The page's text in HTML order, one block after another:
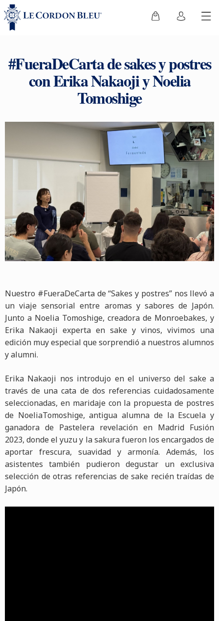
#FueraDeCarta de sakes y postres
con Erika Nakaoji y Noelia
Tomoshige
Nuestro #FueraDeCarta de “Sakes y postres” nos llevó a
un viaje sensorial entre aromas y sabores de Japón.
Junto a Noelia Tomoshige, creadora de Monroebakes, y
Erika Nakaoji experta en sake y vinos, vivimos una
edición muy especial que sorprendió a nuestros alumnos
y alumni.
Erika Nakaoji nos introdujo en el universo del sake a
través de una cata de dos referencias cuidadosamente
seleccionadas, en maridaje con la propuesta de postres
de NoeliaTomoshige, antigua alumna de la Escuela y
ganadora de Pastelera revelación en Madrid Fusión
2023, donde el yuzu y la sakura fueron los encargados de
aportar frescura, suavidad y armonía. Además, los
asistentes también pudieron degustar un exclusiva
selección de otras referencias de sake recién traídas de
Japón.